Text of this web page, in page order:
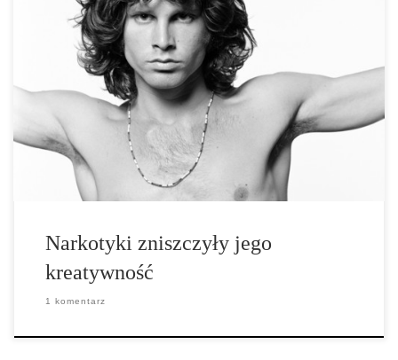
Jako wokalista zespołu „The Doors“ Jim Morrison stał się legendą.
Tak samo legendarny jak jego muzyka był jego nałóg alkoholowy
oraz narkotykowy. Zespół badaczy z Uniwersytetu w Heidelbergu
przeprowadził analizę przypadku jak alkohol oraz narkotyki u
Jimiego Morrisona w przeciągu krótkiego okresu czasu
doprowadziły do utraty jego kreatywności. Jim Morrison […]
Narkotyki zniszczyły jego
kreatywność
1 komentarz